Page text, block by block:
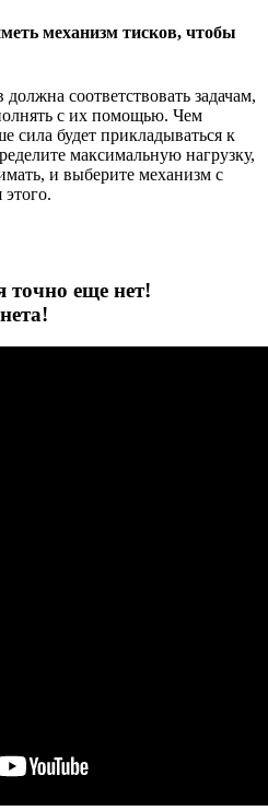
механизм тисков, чтобы
соответствовать задачам,
с их помощью. Чем
сила будет прикладываться к
максимальную нагрузку,
и выберите механизм с
еще нет!